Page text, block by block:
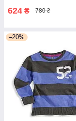
624 ₴ 780 ₴
–20%